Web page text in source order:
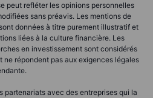
peut refléter les opinions personnelles
sans préavis. Les mentions de
données à titre purement illustratif et
liées à la culture financière. Les
en investissement sont considérés
ne répondent pas aux exigences légales
partenariats avec des entreprises qui la